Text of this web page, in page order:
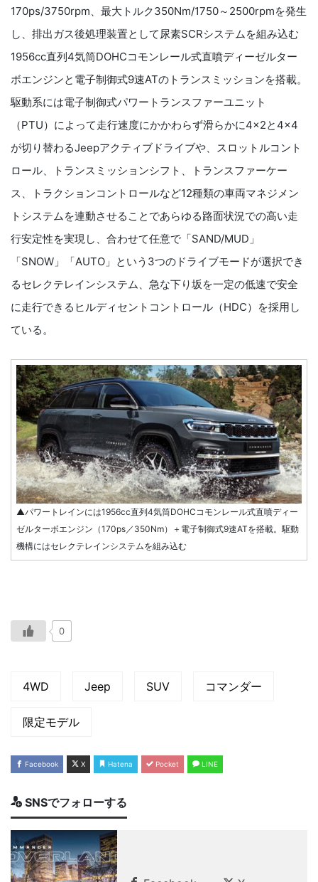
170ps/3750rpm、最大トルク350Nm/1750～2500rpmを発生
し、排出ガス後処理装置として尿素SCRシステムを組み込む
1956cc直列4気筒DOHCコモンレール式直噴ディーゼルター
ボエンジンと電子制御式9速ATのトランスミッションを搭載。
駆動系には電子制御式パワートランスファーユニット
（PTU）によって走行速度にかかわらず滑らかに4×2と4×4
が切り替わるJeepアクティブドライブや、スロットルコント
ロール、トランスミッションシフト、トランスファーケー
ス、トラクションコントロールなど12種類の車両マネジメン
トシステムを連動させることであらゆる路面状況での高い走
行安定性を実現し、合わせて任意で「SAND/MUD」
「SNOW」「AUTO」という3つのドライブモードが選択でき
るセレクテレインシステム、急な下り坂を一定の低速で安全
に走行できるヒルディセントコントロール（HDC）を採用し
ている。
▲パワートレインには1956cc直列4気筒DOHCコモンレール式直噴ディー
ゼルターボエンジン（170ps／350Nm）＋電子制御式9速ATを搭載。駆動
機構にはセレクテレインシステムを組み込む
0
4WD Jeep SUV コマンダー
限定モデル
Facebook X Hatena Pocket LINE
SNSでフォローする